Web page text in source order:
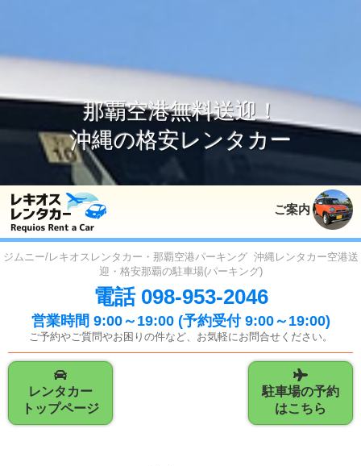
那覇空港無料送迎！
沖縄の格安レンタカー
ご案内
ジムニー/レキオスレンタカー・那覇空港パーキング 沖縄レンタカー空港送
迎・格安那覇の駐車場(パーキング)
電話 098-953-2046
営業時間 9:00～19:00 (予約受付 9:00～19:00)
ご予約やご質問やお困りの件など、お気軽にお問合せください。
レンタカー
トップページ
駐車場の予約
はこちら